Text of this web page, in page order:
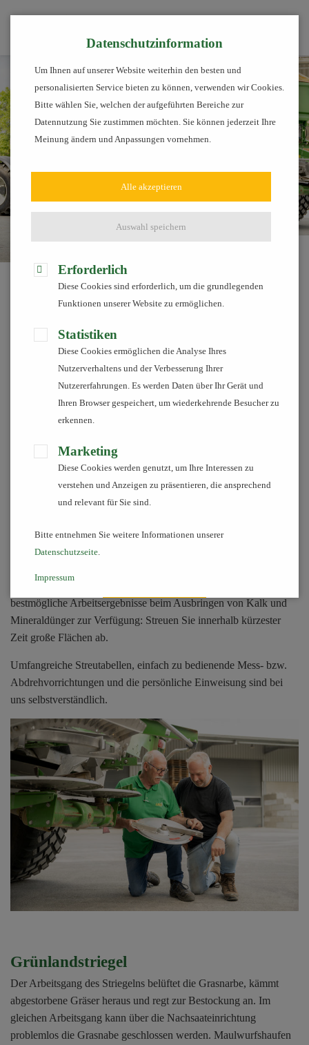
Streuer & Striegel
Steigern Sie Ihre Schlagkraft und
Unsere modernen Leihmaschinen
Wir stellen Ihnen professionelle Maschinen, die Sie nicht jeden
Tag benötigen, auf die es aber im Fall der Fälle ankommt,
kostengünstig zur Verfügung. Nur ein Stopp bei uns und Sie
Leihmaschinen anhängen.
Unsere Pflanzenbauberater wählen gemeinsam mit Ihnen den
passenden Dünger bzw. Gräsermischung aus, um die
bestmöglichen Erträge auf Ihren Flächen zu erreichen.
Wir stellen Ihnen hochpräzise Großflächenstreuer für
bestmögliche Arbeitsergebnisse beim Ausbringen von Kalk und
Mineraldünger zur Verfügung: Streuen Sie innerhalb kürzester
Zeit große Flächen ab.
Umfangreiche Streutabellen, einfach zu bedienende Mess- bzw.
Abdrehvorrichtungen und die persönliche Einweisung sind bei
uns selbstverständlich.
Grünlandstriegel
Der Arbeitsgang des Striegelns belüftet die Grasnarbe, kämmt
abgestorbene Gräser heraus und regt zur Bestockung an. Im
gleichen Arbeitsgang kann über die Nachsaateinrichtung
problemlos die Grasnabe geschlossen werden. Maulwurfshaufen
Datenschutzinformation
Um Ihnen auf unserer Website weiterhin den besten und
personalisierten Service bieten zu können, verwenden wir Cookies.
Bitte wählen Sie, welchen der aufgeführten Bereiche zur
Datennutzung Sie zustimmen möchten. Sie können jederzeit Ihre
Meinung ändern und Anpassungen vornehmen.
Alle akzeptieren
Auswahl speichern
Erforderlich
Diese Cookies sind erforderlich, um die grundlegenden
Funktionen unserer Website zu ermöglichen.
Statistiken
Diese Cookies ermöglichen die Analyse Ihres
Nutzerverhaltens und der Verbesserung Ihrer
Nutzererfahrungen. Es werden Daten über Ihr Gerät und
Ihren Browser gespeichert, um wiederkehrende Besucher zu
erkennen.
Marketing
Diese Cookies werden genutzt, um Ihre Interessen zu
verstehen und Anzeigen zu präsentieren, die ansprechend
und relevant für Sie sind.
Bitte entnehmen Sie weitere Informationen unserer
Datenschutzseite.
Impressum